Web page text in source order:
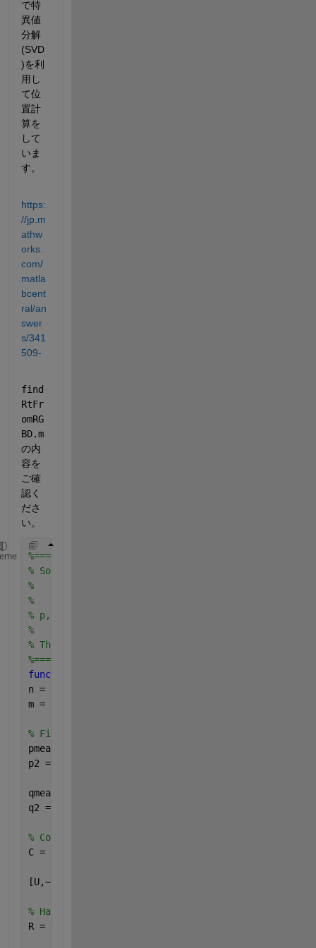
で特
異値
分解
(SVD
)を利
用し
て位
置計
算を
して
いま
す。
https:
//jp.m
athw
orks.
com/
matla
bcent
ral/an
swer
s/341
509-
find
RtFr
omRG
BD.m
の内
容を
ご確
認く
ださ
い。
% Solve the following minimization problem:
%       min_{R, T} sum(|R*p+T-q|^2)
%
% p, q are all N-by-d matrix with N data points
%
% The problem is solved by SVD
function
n = size(p, 1);
m = size(q, 1);
% Find data centroid and deviations from centroid
pmean = sum(p,1)/n;
p2 = p - repmat(pmean, n, 1);
qmean = sum(q,1)/m;
q2 = q - repmat(qmean, m, 1);
% Covariance matrix
C = p2'*q2;
[U,~,V] = svd(C);
% Handle the reflection case
R = V*diag([ones(1,size(C,1)-1)